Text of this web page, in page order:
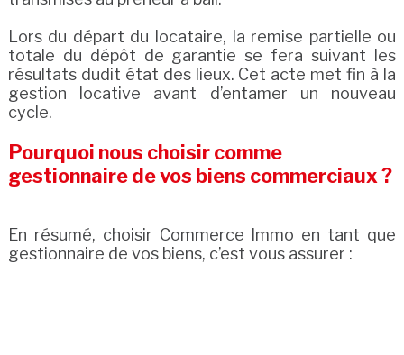
Lors du départ du locataire, la remise partielle ou
totale du dépôt de garantie se fera suivant les
résultats dudit état des lieux. Cet acte met fin à la
gestion locative avant d’entamer un nouveau
cycle.
Pourquoi nous choisir comme
gestionnaire de vos biens commerciaux ?
En résumé, choisir Commerce Immo en tant que
gestionnaire de vos biens, c’est vous assurer :